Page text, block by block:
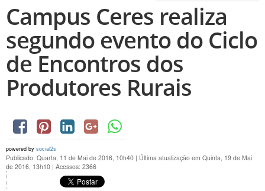
Campus Ceres realiza
segundo evento do Ciclo
de Encontros dos
Produtores Rurais
powered by social2s
Publicado: Quarta, 11 de Mai de 2016, 10h40 | Última atualização em Quinta, 19 de Mai
de 2016, 13h10 | Acessos: 2366